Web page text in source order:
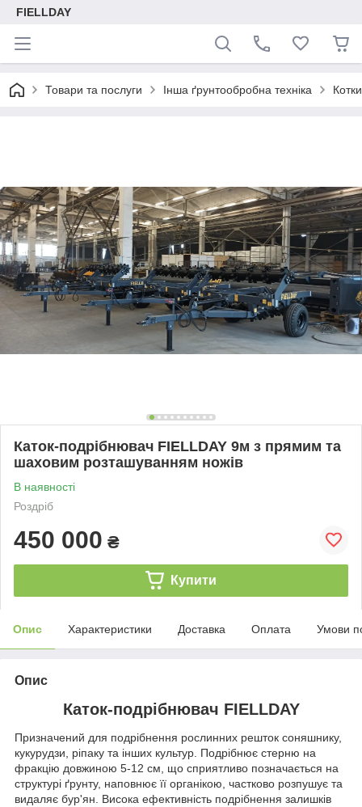
FIELLDAY
Товари та послуги Інша ґрунтообробна техніка Котки
Каток-подрібнювач FIELLDAY 9м з прямим та
шаховим розташуванням ножів
В наявності
Роздріб
450 000 ₴
Купити
Опис Характеристики Доставка Оплата Умови
Опис
Каток-подрібнювач FIELLDAY
Призначений для подрібнення рослинних решток соняшнику,
кукурудзи, ріпаку та інших культур. Подрібнює стерню на
фракцію довжиною 5-12 см, що сприятливо позначається на
структурі ґрунту, наповнює її органікою, частково розпушує та
видаляє бур'ян. Висока ефективність подрібнення залишків